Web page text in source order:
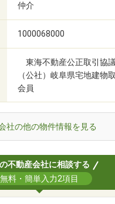
仲介
1000068000
東海不動産公正取引協議
（公社）岐阜県宅地建物
会員
社の他の物件情報を見る
不動産会社に相談する
無料・簡単入力2項目